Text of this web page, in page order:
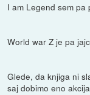
I am Legend sem pa
World war Z je pa
Glede, da knjiga ni
saj dobimo eno